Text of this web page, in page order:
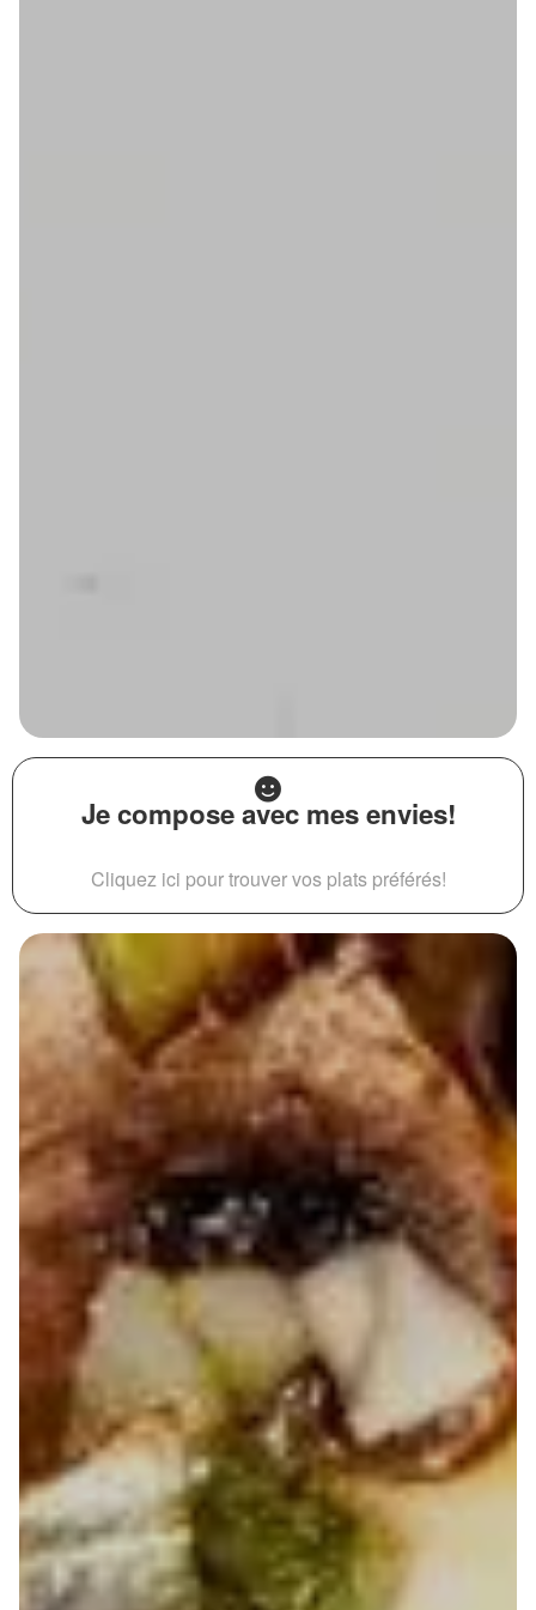
Je compose avec mes envies!
Cliquez ici pour trouver vos plats préférés!